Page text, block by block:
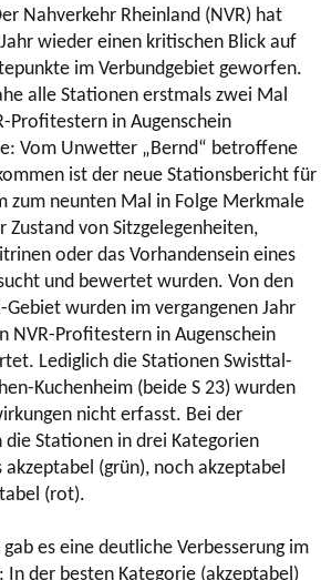
Nahverkehr Rheinland (NVR) hat
wieder einen kritischen Blick auf
im Verbundgebiet geworfen.
alle Stationen erstmals zwei Mal
Profitestern in Augenschein
Vom Unwetter „Bernd“ betroffene
ist der neue Stationsbericht für
zum neunten Mal in Folge Merkmale
Zustand von Sitzgelegenheiten,
oder das Vorhandensein eines
und bewertet wurden. Von den
wurden im vergangenen Jahr
NVR-Profitestern in Augenschein
Lediglich die Stationen Swisttal-
Kuchenheim (beide S 23) wurden
nicht erfasst. Bei der
Stationen in drei Kategorien
(grün), noch akzeptabel
(rot).
es eine deutliche Verbesserung im
In der besten Kategorie (akzeptabel)